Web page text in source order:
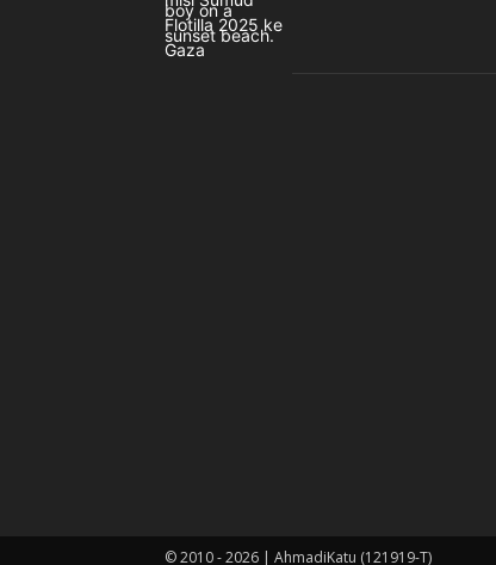
© 2010 - 2026 | AhmadiKatu (121919-T)